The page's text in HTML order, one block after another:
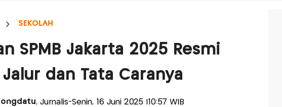
SEKOLAH
SPMB Jakarta 2025 Resmi
Jalur dan Tata Caranya
, Jurnalis-Senin, 16 Juni 2025 |10:57 WIB